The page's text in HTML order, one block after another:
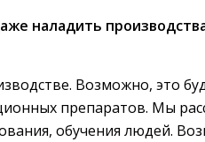
наладить
Возможно, это
препаратов. Мы
обучения людей.